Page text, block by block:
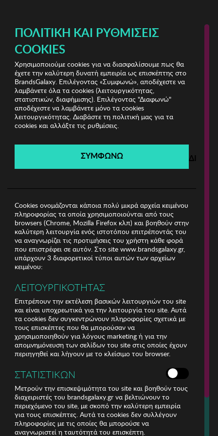
Selene Underwear
Selene Underwear
Λήγει σε: 00ημέρες | 00ώρες 00λεπτά 00δευτ.
Filters
Για τηλεφωνικές παραγγελίες καλέστε
211 18 94 400
(Δευτέρα έως Παρασκευή 9:30 - 14:30 & 24ώρες Φωνητική Πύλη)
ΠΟΛΙΤΙΚΉ ΚΑΙ ΡΥΘΜΊΣΕΙΣ
COOKIES
Χρησιμοποιούμε cookies για να διασφαλίσουμε πως θα
έχετε την καλύτερη δυνατή εμπειρία ως επισκέπτης στο
BrandsGalaxy. Επιλέγοντας «Συμφωνώ», αποδέχεστε να
λαμβάνετε όλα τα cookies (λειτουργικότητας,
στατιστικών, διαφήμισης). Επιλέγοντας "Διαφωνώ"
αποδέχεστε να λαμβάνετε μόνο τα cookies
λειτουργικότητας. Διαβάστε τη πολιτική μας για τα
cookies και αλλάξτε τις ρυθμίσεις.
ΣΥΜΦΩΝΩ
Cookies ονομάζονται κάποια πολύ μικρά αρχεία κειμένου
πληροφορίας τα οποία χρησιμοποιούνται από τους
browsers (Chrome, Mozilla Firefox κλπ) και βοηθούν στην
καλύτερη λειτουργία ενός ιστοτόπου επιτρέποντάς του
να αναγνωρίζει τις προτιμήσεις του χρήστη κάθε φορά
που επιστρέφει σε αυτόν. Στο site www.brandsgalaxy.gr,
υπάρχουν 3 διαφορετικοί τύποι αυτών των αρχείων
κειμένου:
ΛΕΙΤΟΥΡΓΙΚΟΤΗΤΑΣ
Επιτρέπουν την εκτέλεση βασικών λειτουργιών του site
και είναι υποχρεωτικά για την λειτουργία του site. Αυτά
τα cookies δεν συγκεντρώνουν πληροφορίες σχετικά με
τους επισκέπτες που θα μπορούσαν να
χρησιμοποιηθούν για λόγους marketing ή για την
απομνημόνευση των σελίδων του site στις οποίες έχουν
περιηγηθεί και λήγουν με το κλείσιμο του browser.
ΣΤΑΤΙΣΤΙΚΩΝ
Μετρούν την επισκεψιμότητα του site και βοηθούν τους
διαχειριστές του brandsgalaxy.gr να βελτιώνουν το
περιεχόμενο του site, με σκοπό την καλύτερη εμπειρία
για τους επισκέπτες. Αυτά τα cookies δεν συλλέγουν
πληροφορίες με τις οποίες θα μπορούσε να
αναγνωριστεί η ταυτότητά του επισκέπτη.